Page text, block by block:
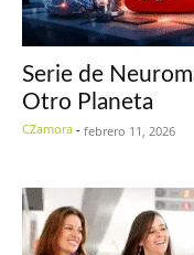
Serie de
Otro Planeta
CZamora - febrero 11, 2026